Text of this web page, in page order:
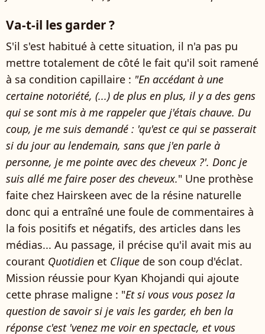
Va-t-il les garder ?
S'il s'est habitué à cette situation, il n'a pas pu
mettre totalement de côté le fait qu'il soit ramené
à sa condition capillaire : "En accédant à une
certaine notoriété, (...) de plus en plus, il y a des gens
qui se sont mis à me rappeler que j'étais chauve. Du
coup, je me suis demandé : 'qu'est ce qui se passerait
si du jour au lendemain, sans que j'en parle à
personne, je me pointe avec des cheveux ?'. Donc je
suis allé me faire poser des cheveux." Une prothèse
faite chez Hairskeen avec de la résine naturelle
donc qui a entraîné une foule de commentaires à
la fois positifs et négatifs, des articles dans les
médias... Au passage, il précise qu'il avait mis au
courant Quotidien et Clique de son coup d'éclat.
Mission réussie pour Kyan Khojandi qui ajoute
cette phrase maligne : "Et si vous vous posez la
question de savoir si je vais les garder, eh ben la
réponse c'est 'venez me voir en spectacle, et vous